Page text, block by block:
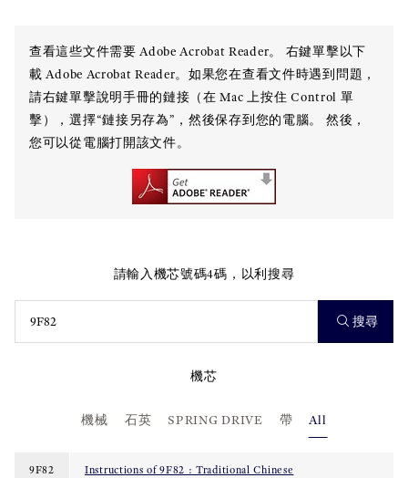
查看這些文件需要 Adobe Acrobat Reader。 右鍵單擊以下
載 Adobe Acrobat Reader。如果您在查看文件時遇到問題，
請右鍵單擊說明手冊的鏈接（在 Mac 上按住 Control 單
擊），選擇“鏈接另存為”，然後保存到您的電腦。 然後，
您可以從電腦打開該文件。
請輸入機芯號碼4碼，以利搜尋
搜尋
機芯
機械 石英 SPRING DRIVE 帶 All
9F82 Instructions of 9F82 : Traditional Chinese